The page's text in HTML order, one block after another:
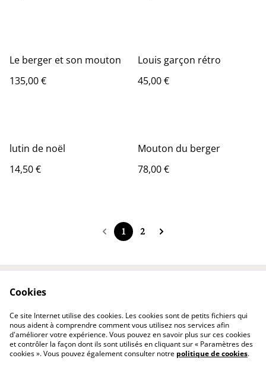
Le berger et son mouton
135,00 €
Louis garçon rétro
45,00 €
lutin de noël
14,50 €
Mouton du berger
78,00 €
1 2
Politique de
confidentialité
Politique de cookies
Cookies
Ce site Internet utilise des cookies. Les cookies sont de petits fichiers qui
nous aident à comprendre comment vous utilisez nos services afin
d'améliorer votre expérience. Vous pouvez en savoir plus sur ces cookies
et contrôler la façon dont ils sont utilisés en cliquant sur « Paramètres des
cookies ». Vous pouvez également consulter notre politique de cookies.